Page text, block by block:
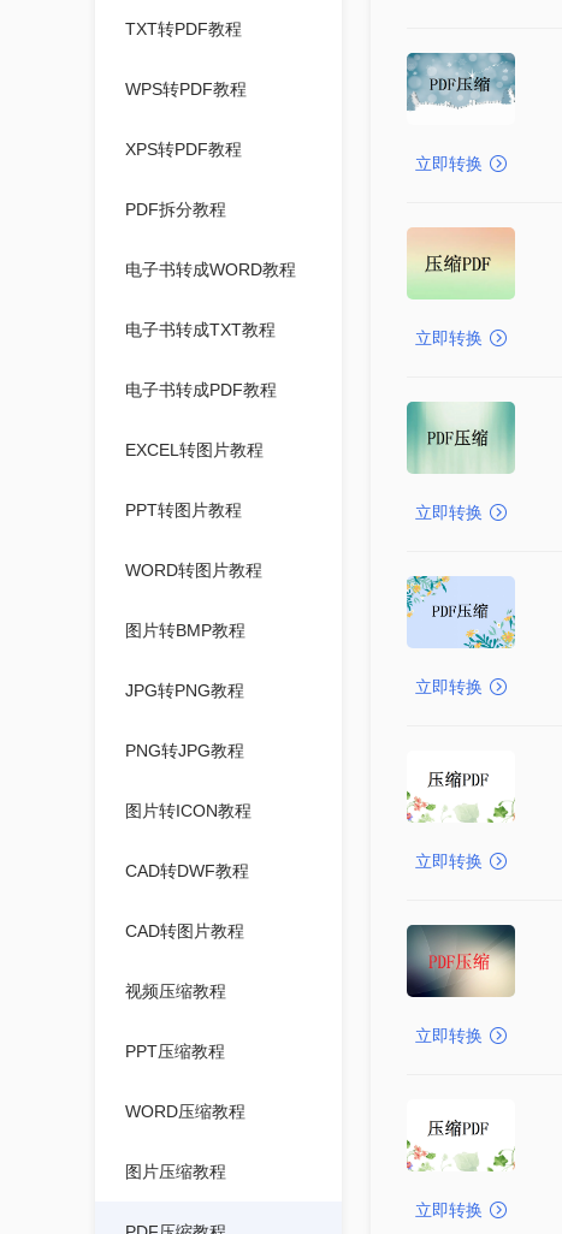
TXT转PDF教程
WPS转PDF教程
XPS转PDF教程
PDF拆分教程
电子书转成WORD教程
电子书转成TXT教程
电子书转成PDF教程
EXCEL转图片教程
PPT转图片教程
WORD转图片教程
图片转BMP教程
JPG转PNG教程
PNG转JPG教程
图片转ICON教程
CAD转DWF教程
CAD转图片教程
视频压缩教程
PPT压缩教程
WORD压缩教程
图片压缩教程
立即转换
立即转换
立即转换
立即转换
立即转换
立即转换
立即转换